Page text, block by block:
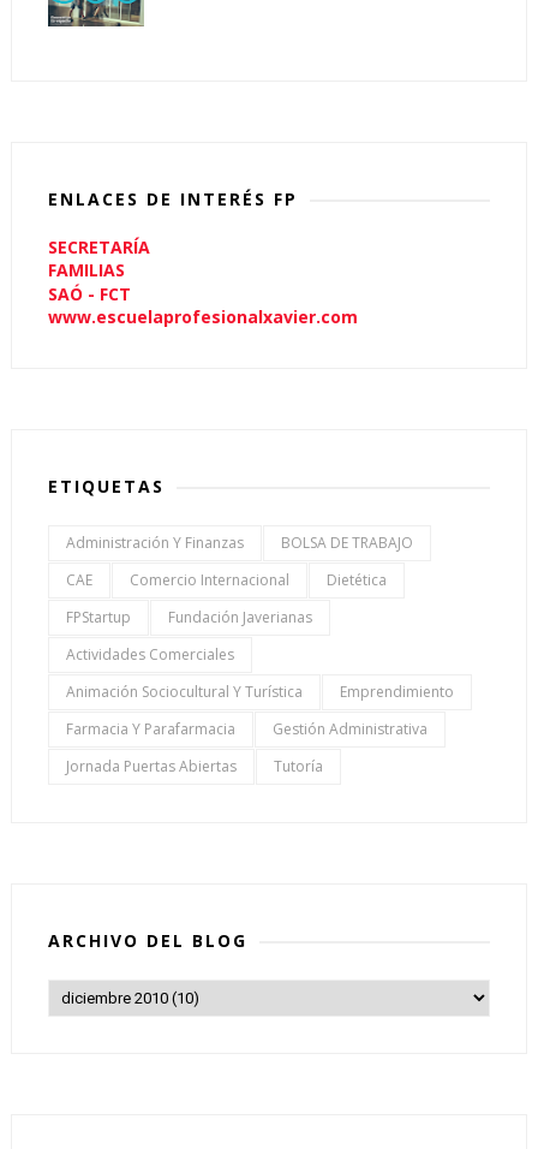
ENLACES DE INTERÉS FP
SECRETARÍA
FAMILIAS
SAÓ - FCT
www.escuelaprofesionalxavier.com
ETIQUETAS
Administración Y Finanzas
BOLSA DE TRABAJO
CAE
Comercio Internacional
Dietética
FPStartup
Fundación Javerianas
Actividades Comerciales
Animación Sociocultural Y Turística
Emprendimiento
Farmacia Y Parafarmacia
Gestión Administrativa
Jornada Puertas Abiertas
Tutoría
ARCHIVO DEL BLOG